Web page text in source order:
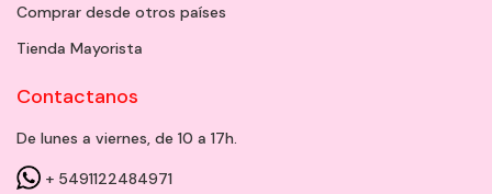
Comprar desde otros países
Tienda Mayorista
Contactanos
De lunes a viernes, de 10 a 17h.
+ 5491122484971